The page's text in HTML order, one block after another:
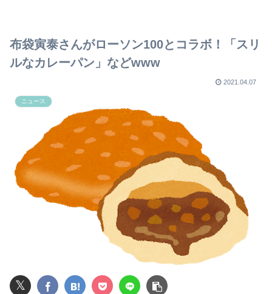
【視聴率】ゴールデン帯でテレ東がフジを上回る トップはテレ朝
39独身女性ってもう人生詰んでんか？
自慢する時に目の前の人を下げる人の心理
ジャンポケ斎藤「性行為の許諾は取ったことありません」
布袋寅泰さんがローソン100とコラボ！「スリ
ルなカレーパン」などwww
2021.04.07
ニュース
𝕏